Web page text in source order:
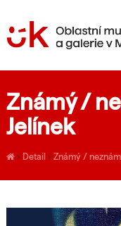
Známý /
Jelínek
› Detail › Známý /